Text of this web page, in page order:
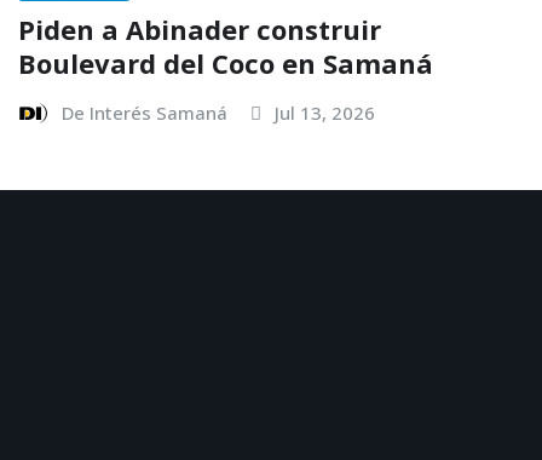
Piden a Abinader construir
Boulevard del Coco en Samaná
De Interés Samaná Jul 13, 2026